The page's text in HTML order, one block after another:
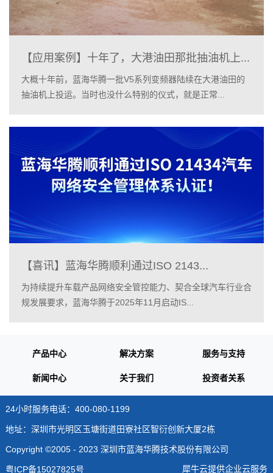
【应用案例】十年了，大港油田那批抽油机上...
大概十年前，蓝海华腾一批V5系列变频器陆续在大港油田的
抽油机上投运。当时也没什么特别的仪式，就是正常...
【喜讯】蓝海华腾顺利通过ISO 2143...
为持续提升车载产品网络安全管控能力、契合全球汽车行业合
规发展要求，蓝海华腾于2025年11月启动IS...
产品中心 解决方案 服务与支持
新闻中心 关于我们 投资者关系
24小时服务电话：400-080-1199
地址：深圳市光明区玉塘街道田寮社区智衍创新大厦2栋
Copyright ©2005 - 2023 深圳市蓝海华腾技术股份有限公司
粤ICP备15027825号 犀牛云提供企业云服务